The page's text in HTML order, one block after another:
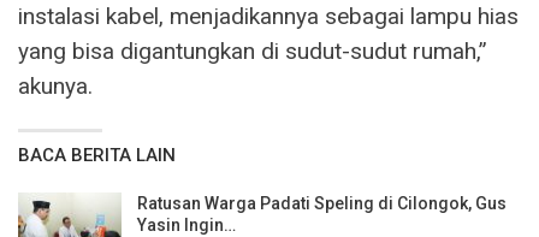
instalasi kabel, menjadikannya sebagai lampu hias
yang bisa digantungkan di sudut-sudut rumah,”
akunya.
BACA BERITA LAIN
Ratusan Warga Padati Speling di Cilongok, Gus
Yasin Ingin…